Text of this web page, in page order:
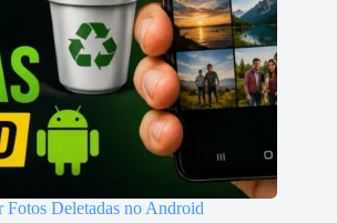
Fotos Deletadas no Android